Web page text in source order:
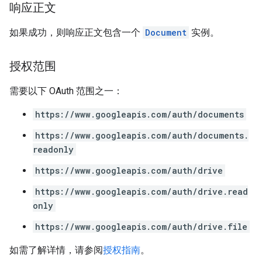
响应正文
如果成功，则响应正文包含一个 Document 实例。
授权范围
需要以下 OAuth 范围之一：
https://www.googleapis.com/auth/documents
https://www.googleapis.com/auth/documents.
readonly
https://www.googleapis.com/auth/drive
https://www.googleapis.com/auth/drive.read
only
https://www.googleapis.com/auth/drive.file
如需了解详情，请参阅授权指南。